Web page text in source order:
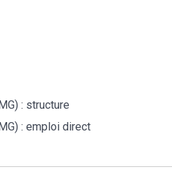
: structure
: emploi direct